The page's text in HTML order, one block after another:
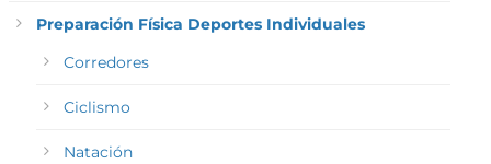
Preparación Física Deportes Individuales
Corredores
Ciclismo
Natación